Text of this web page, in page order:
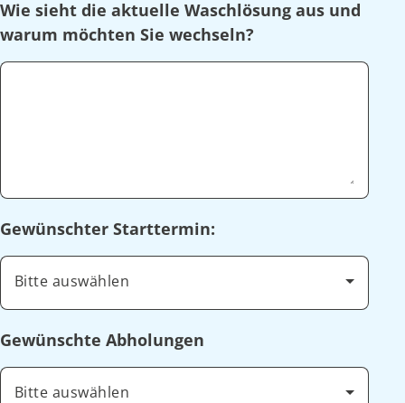
Wie sieht die aktuelle Waschlösung aus und
warum möchten Sie wechseln?
Gewünschter Starttermin:
Bitte auswählen
Gewünschte Abholungen
Bitte auswählen